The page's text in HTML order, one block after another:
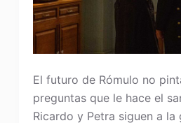
El futuro de Rómulo no
preguntas que le hace el
Ricardo y Petra siguen a la